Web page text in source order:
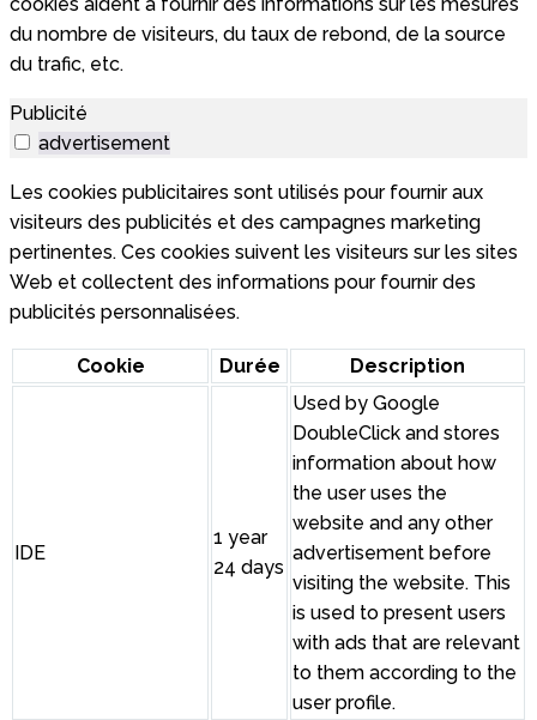
cookies aident à fournir des informations sur les mesures
du nombre de visiteurs, du taux de rebond, de la source
du trafic, etc.
Publicité
advertisement
Les cookies publicitaires sont utilisés pour fournir aux
visiteurs des publicités et des campagnes marketing
pertinentes. Ces cookies suivent les visiteurs sur les sites
Web et collectent des informations pour fournir des
publicités personnalisées.
Cookie Durée Description
IDE
1 year
24 days
Used by Google
DoubleClick and stores
information about how
the user uses the
website and any other
advertisement before
visiting the website. This
is used to present users
with ads that are relevant
to them according to the
user profile.